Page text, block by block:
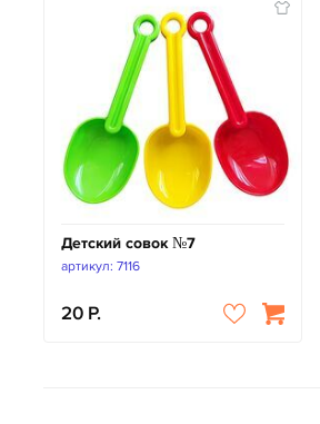
Детский совок №7
артикул: 7116
20